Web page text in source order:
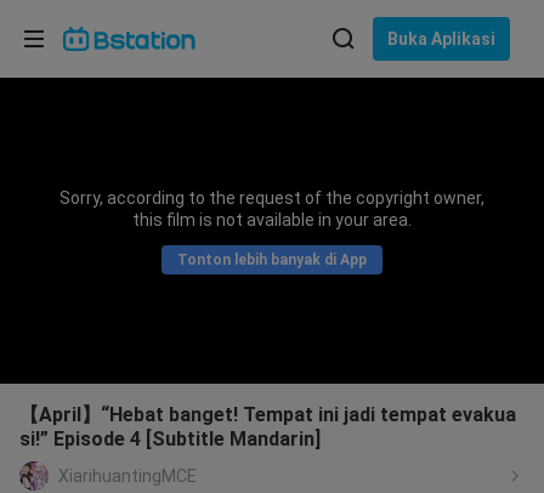
Buka Aplikasi
Sorry, according to the request of the copyright owner,
this film is not available in your area.
Tonton lebih banyak di App
【April】“Hebat banget! Tempat ini jadi tempat evakua
si!” Episode 4 [Subtitle Mandarin]
XiarihuantingMCE
Pilih bahasa
Bahasa Indonesia